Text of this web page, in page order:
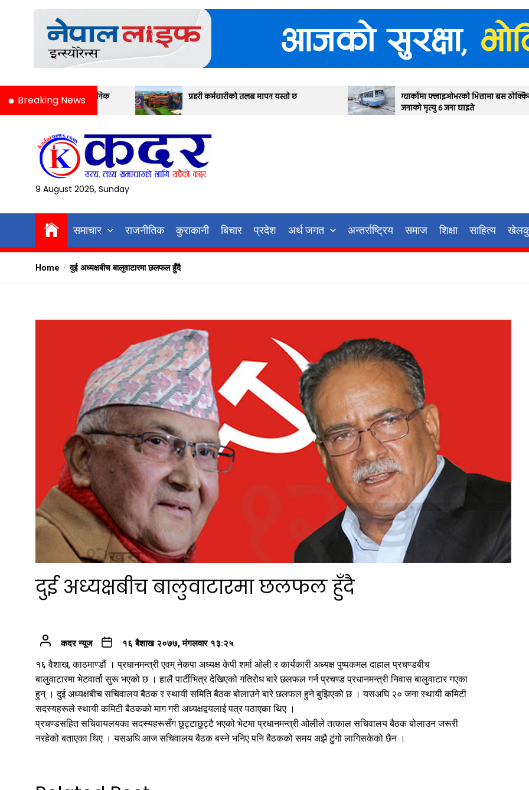
Breaking News प्रहरी कर्मचारीको तलब मापन यस्तो छ
ग्वार्कोमा फ्लाइओभरको भित्तामा बस ठोक्किदा एक
जनाको मृत्यु ६ जना घाइते
9 August 2026, Sunday
समाचार राजनीतिक कुराकानी बिचार प्रदेश अर्थ जगत अन्तर्राष्ट्रिय समाज शिक्षा साहित्य
Home दुई अध्यक्षबीच बालुवाटारमा छलफल हुँदै
दुई अध्यक्षबीच बालुवाटारमा छलफल हुँदै
कदर न्यूज १६ बैशाख २०७७, मंगलवार १३:२५
१६ वैशाख, काठमाण्डौं । प्रधानमन्त्री एवम् नेकपा अध्यक्ष केपी शर्मा ओली र कार्यकारी अध्यक्ष पुष्पकमल दाहाल प्रचण्डबीच
बालुवाटारमा भेटवार्ता सुरू भएको छ । हालै पार्टीभित्र देखिएको गतिरोध बारे छलफल गर्न प्रचण्ड प्रधानमन्त्री निवास बालुवाटार गएका
हुन् । दुई अध्यक्षबीच सचिवालय बैठक र स्थायी समिति बैठक बोलाउने बारे छलफल हुने बुझिएको छ । यसअघि २० जना स्थायी कमिटी
सदस्यहरूले स्थायी कमिटी बैठकको माग गरी अध्यक्षद्वयलाई पत्र पठाएका थिए ।
प्रचण्डसहित सचिवायलयका सदस्यहरूसँग छुट्टाछुट्टै भएको भेटमा प्रधानमन्त्री ओलीले तत्काल सचिवालय बैठक बोलाउन जरूरी
नरहेको बताएका थिए । यसअघि आज सचिवालय बैठक बस्ने भनिए पनि बैठकको समय अझै टुंगो लागिसकेको छैन ।